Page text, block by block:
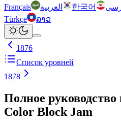
Français
العربية 한국어
Türkçe
ລາວ
1876
Список уровней
1878
Полное
Color Block Jam